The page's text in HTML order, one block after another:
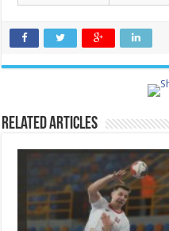
Related Articles